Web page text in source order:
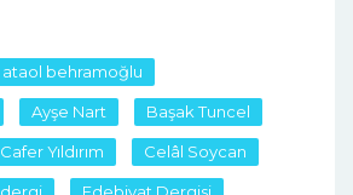
ataol behramoğlu
Ayşe Nart Başak Tuncel
Cafer Yıldırım Celâl Soycan